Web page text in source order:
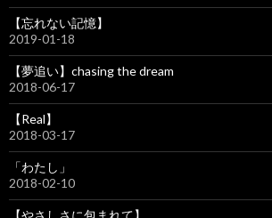
【忘れない記憶】
2019-01-18
【夢追い】chasing the dream
2018-06-17
【Real】
2018-03-17
「わたし」
2018-02-10